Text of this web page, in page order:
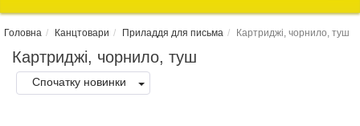
Головна Канцтовари Приладдя для письма Картриджі, чорнило, туш
Картриджі, чорнило, туш
Спочатку новинки